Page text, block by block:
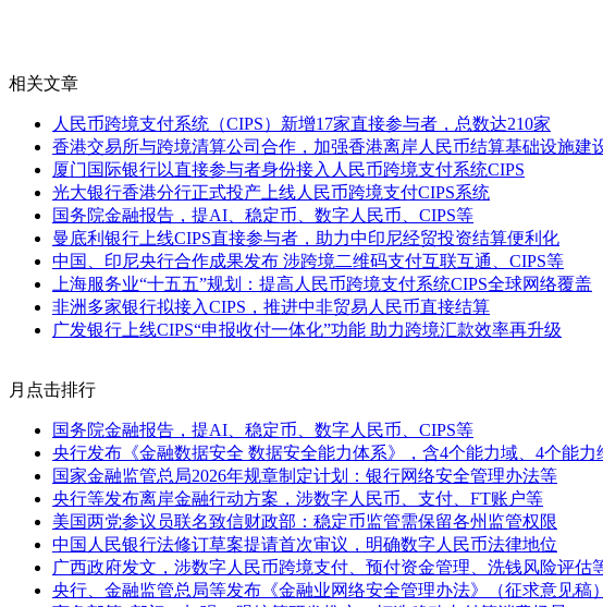
相关文章
人民币跨境支付系统（CIPS）新增17家直接参与者，总数达210家
香港交易所与跨境清算公司合作，加强香港离岸人民币结算基础设施建
厦门国际银行以直接参与者身份接入人民币跨境支付系统CIPS
光大银行香港分行正式投产上线人民币跨境支付CIPS系统
国务院金融报告，提AI、稳定币、数字人民币、CIPS等
曼底利银行上线CIPS直接参与者，助力中印尼经贸投资结算便利化
中国、印尼央行合作成果发布 涉跨境二维码支付互联互通、CIPS等
上海服务业“十五五”规划：提高人民币跨境支付系统CIPS全球网络覆盖
非洲多家银行拟接入CIPS，推进中非贸易人民币直接结算
广发银行上线CIPS“申报收付一体化”功能 助力跨境汇款效率再升级
月点击排行
国务院金融报告，提AI、稳定币、数字人民币、CIPS等
央行发布《金融数据安全 数据安全能力体系》，含4个能力域、4个能力
国家金融监管总局2026年规章制定计划：银行网络安全管理办法等
央行等发布离岸金融行动方案，涉数字人民币、支付、FT账户等
美国两党参议员联名致信财政部：稳定币监管需保留各州监管权限
中国人民银行法修订草案提请首次审议，明确数字人民币法律地位
广西政府发文，涉数字人民币跨境支付、预付资金管理、洗钱风险评估
央行、金融监管总局等发布《金融业网络安全管理办法》（征求意见稿）